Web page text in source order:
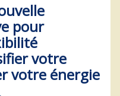
pour
votre
votre énergie